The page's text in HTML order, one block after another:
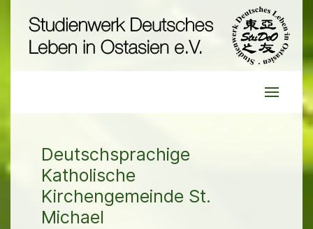
Deutschsprachige
Katholische
Kirchengemeinde St.
Michael